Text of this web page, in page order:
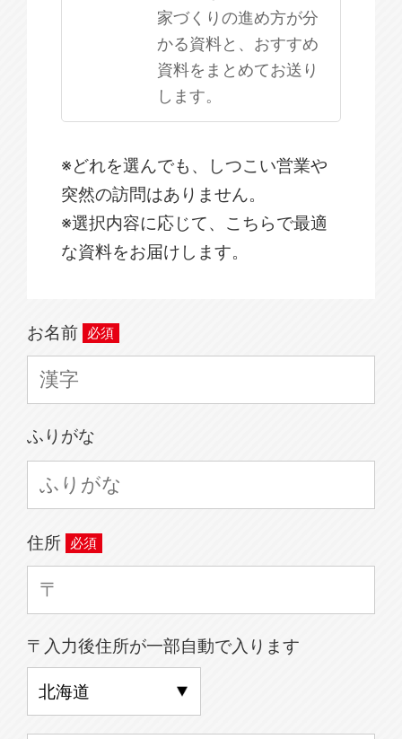
家づくりの進め方が分
かる資料と、おすすめ
資料をまとめてお送り
します。
※どれを選んでも、しつこい営業や
突然の訪問はありません。
※選択内容に応じて、こちらで最適
な資料をお届けします。
お名前
ふりがな
住所
〒入力後住所が一部自動で入ります